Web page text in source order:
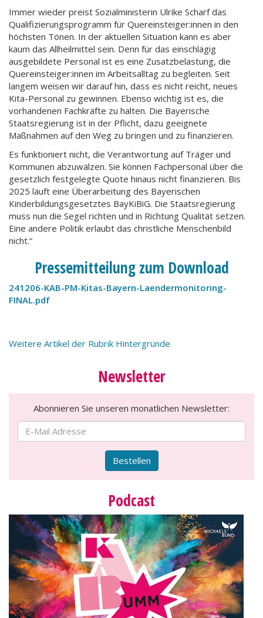
Immer wieder preist Sozialministerin Ulrike Scharf das
Qualifizierungsprogramm für Quereinsteiger:innen in den
höchsten Tönen. In der aktuellen Situation kann es aber
kaum das Allheilmittel sein. Denn für das einschlägig
ausgebildete Personal ist es eine Zusatzbelastung, die
Quereinsteiger:innen im Arbeitsalltag zu begleiten. Seit
langem weisen wir darauf hin, dass es nicht reicht, neues
Kita-Personal zu gewinnen. Ebenso wichtig ist es, die
vorhandenen Fachkräfte zu halten. Die Bayerische
Staatsregierung ist in der Pflicht, dazu geeignete
Maßnahmen auf den Weg zu bringen und zu finanzieren.
Es funktioniert nicht, die Verantwortung auf Träger und
Kommunen abzuwälzen. Sie können Fachpersonal über die
gesetzlich festgelegte Quote hinaus nicht finanzieren. Bis
2025 läuft eine Überarbeitung des Bayerischen
Kinderbildungsgesetztes BayKiBiG. Die Staatsregierung
muss nun die Segel richten und in Richtung Qualität setzen.
Eine andere Politik erlaubt das christliche Menschenbild
nicht.“
Pressemitteilung zum Download
241206-KAB-PM-Kitas-Bayern-Laendermonitoring-
FINAL.pdf
Weitere Artikel der Rubrik Hintergründe
Newsletter
Abonnieren Sie unseren monatlichen Newsletter:
Bestellen
Podcast